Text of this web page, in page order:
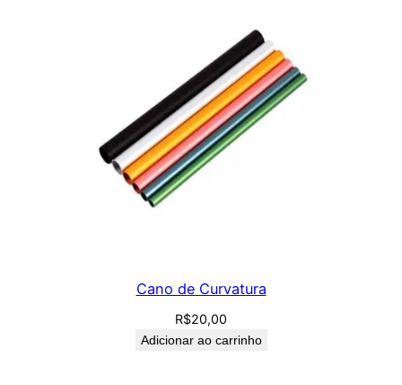
Cano de Curvatura
R$20,00
Adicionar ao carrinho